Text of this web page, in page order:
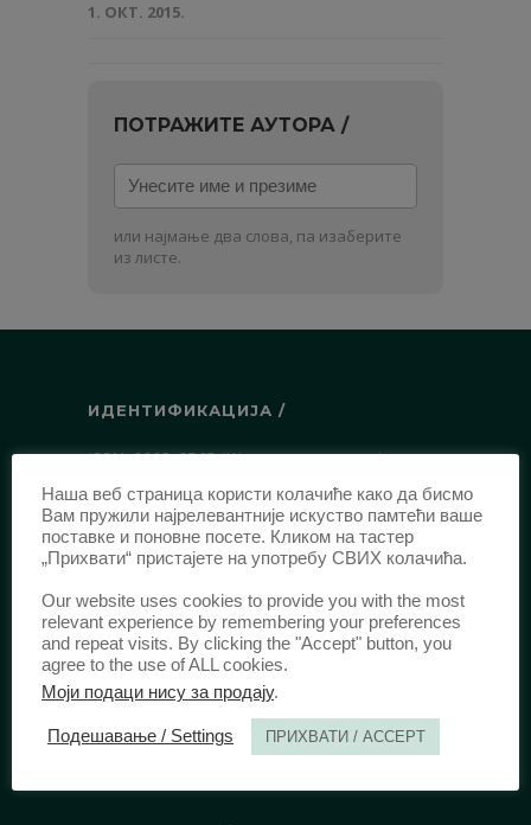
1. ОКТ. 2015.
ПОТРАЖИТЕ АУТОРА /
Унесите
име
и
презиме
или најмање два слова, па изаберите
из листе.
ИДЕНТИФИКАЦИЈА /
ISSN:0003-2565(Штампано издање)
еISSN:2406-2693(Онлајн издање)
DOI:10.51204/Anali_PFBU_1906
ИЗДАВАЧ /
Правни факултет Универзитета у
Београду
Булевар краља Александра 67
11000 Београд
Наша веб страница користи колачиће како да бисмо
Вам пружили најрелевантније искуство памтећи ваше
поставке и поновне посете. Кликом на тастер
„Прихвати“ пристајете на употребу СВИХ колачића.
Our website uses cookies to provide you with the most
relevant experience by remembering your preferences
and repeat visits. By clicking the "Accept" button, you
agree to the use of ALL cookies.
Моји подаци нису за продају.
Подешавање / Settings ПРИХВАТИ / ACCEPT